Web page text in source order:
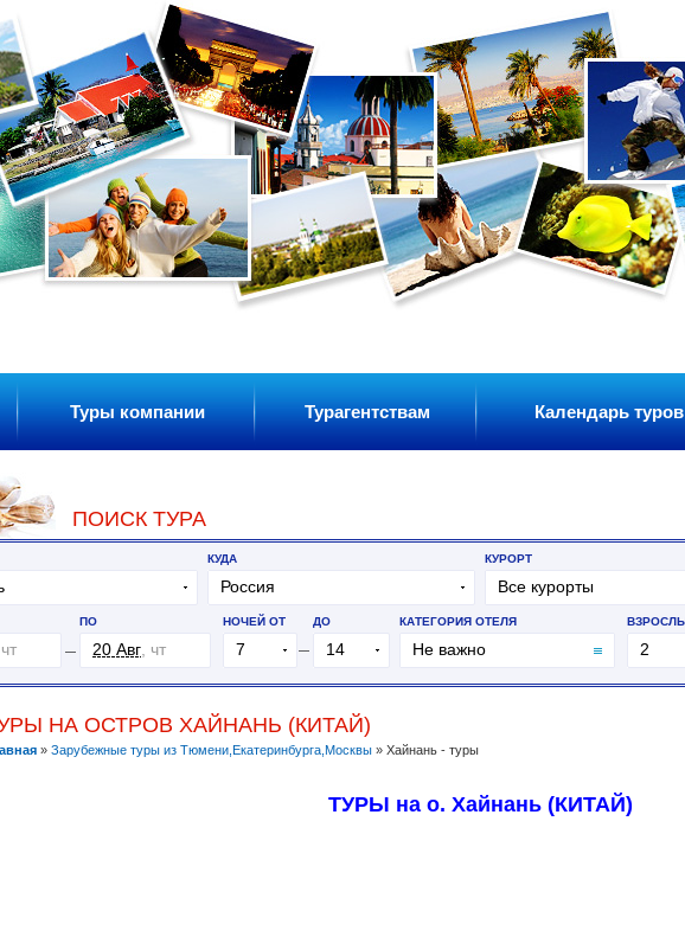
Туры компании Турагентствам Календарь туров
ПОИСК ТУРА
НА ОСТРОВ ХАЙНАНЬ (КИТАЙ)
» Зарубежные туры из Тюмени,Екатеринбурга,Москвы» Хайнань - туры
ТУРЫ на о. Хайнань (КИТАЙ)